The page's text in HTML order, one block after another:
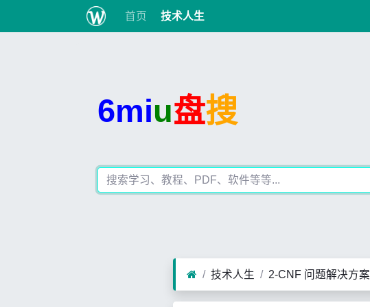
首页 技术人生
6miu盘搜
技术人生 2-CNF 问题解决方案